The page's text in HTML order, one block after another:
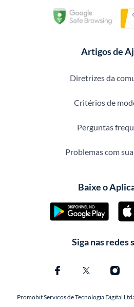
Artigos de
Diretrizes da
Critérios de
Perguntas
Problemas com
Baixe o
Siga nas redes
Promobit Servicos de Tecnologia Digital